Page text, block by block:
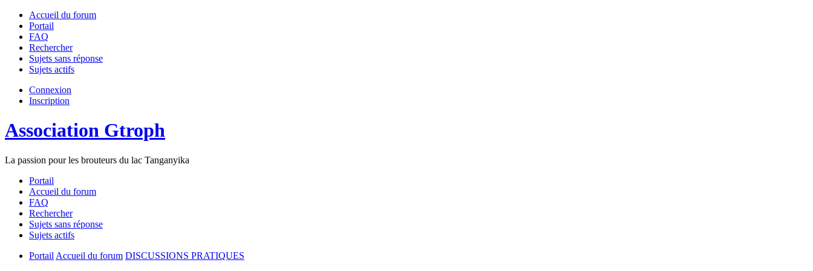
Accueil du forum
Portail
FAQ
Rechercher
Sujets sans réponse
Sujets actifs
Connexion
Inscription
Association Gtroph
La passion pour les brouteurs du lac Tanganyika
Portail
Accueil du forum
FAQ
Rechercher
Sujets sans réponse
Sujets actifs
Portail Accueil du forum DISCUSSIONS PRATIQUES